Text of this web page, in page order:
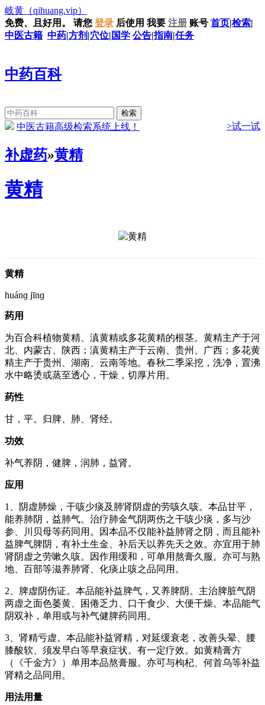
岐黄 （qihuang.vip）
免费、且好用。
请您 登录 后使用 我要 注册 账号 首页|检索|
中医古籍 中药|方剂 |穴位| 国学 公告|指南|任务
中药百科
中医古籍高级检索系统上线！ >试一试
补虚药»黄精
黄精
黄精
huánɡ jīnɡ
药用
为百合科植物黄精、滇黄精或多花黄精的根茎。黄精主产于河
北、内蒙古、陕西；滇黄精主产于云南、贵州、广西；多花黄
精主产于贵州、湖南、云南等地。春秋二季采挖，洗净，置沸
水中略烫或蒸至透心，干燥，切厚片用。
药性
甘，平。归脾、肺、肾经。
功效
补气养阴，健脾，润肺，益肾。
应用
1、阴虚肺燥，干咳少痰及肺肾阴虚的劳咳久咳。本品甘平，
能养肺阴，益肺气。治疗肺金气阴两伤之干咳少痰，多与沙
参、川贝母等药同用。因本品不仅能补益肺肾之阴，而且能补
益脾气脾阴，有补土生金、补后天以养先天之效。亦宜用于肺
肾阴虚之劳嗽久咳。因作用缓和，可单用熬膏久服。亦可与熟
地、百部等滋养肺肾、化痰止咳之品同用。
2、脾虚阴伤证。本品能补益脾气，又养脾阴。主治脾脏气阴
两虚之面色萎黄、困倦乏力、口干食少、大便干燥。本品能气
阴双补，单用或与补气健脾药同用。
3、肾精亏虚。本品能补益肾精，对延缓衰老，改善头晕、腰
膝酸软、须发早白等早衰症状。有一定疗效。如黄精膏方
（《千金方》）单用本品熬膏服。亦可与枸杞、何首乌等补益
肾精之品同用。
用法用量